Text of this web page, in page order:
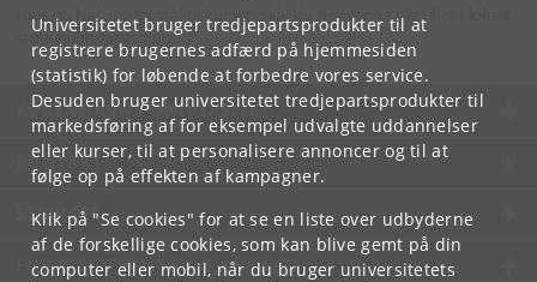
Universitetet bruger tredjepartsprodukter til at
registrere brugernes adfærd på hjemmesiden
(statistik) for løbende at forbedre vores service.
Desuden bruger universitetet tredjepartsprodukter til
markedsføring af for eksempel udvalgte uddannelser
eller kurser, til at personalisere annoncer og til at
følge op på effekten af kampagner.
Klik på "Se cookies" for at se en liste over udbyderne
af de forskellige cookies, som kan blive gemt på din
computer eller mobil, når du bruger universitetets
Hvis du har spørgsmål til kurset, skal du henvende dig til din lokale
studieadministration.
KØBENHAVNS UNIVERSITET
KONTAKT
SERVICES
FOR STUDERENDE OG ANSATTE